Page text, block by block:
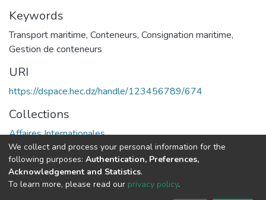
Keywords
Transport maritime, Conteneurs, Consignation maritime,
Gestion de conteneurs
URI
https://dspace.hec.dz/handle/123456789/674
Collections
Affaires Internationales
Full item page
DSpace software copyright © 2002-2026
We collect and process your personal information for the
following purposes: Authentication, Preferences,
Acknowledgement and Statistics.
To learn more, please read our privacy policy.